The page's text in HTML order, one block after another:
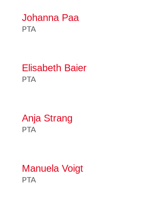
Johanna Paa
PTA
Elisabeth Baier
PTA
Anja Strang
PTA
Manuela Voigt
PTA